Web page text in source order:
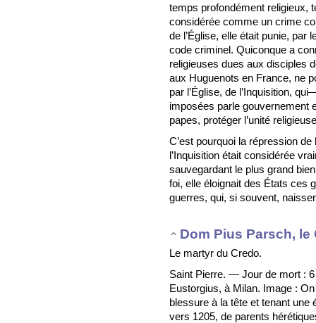
temps profondément religieux,
considérée comme un crime
de l’Église, elle était punie, par
code criminel. Quiconque a
religieuses dues aux disciples
aux Huguenots en France, ne
par l’Église, de l’Inquisition,
imposées parle gouvernement
papes, protéger l’unité
C’est pourquoi la répression
l’Inquisition était considérée
sauvegardant le plus grand
foi, elle éloignait des États ces
guerres, qui, si souvent,
Dom Pius Parsch, le
Le martyr du Credo.
Saint Pierre. — Jour de mort : 6
Eustorgius, à Milan. Image :
blessure à la tête et tenant une
vers 1205, de parents